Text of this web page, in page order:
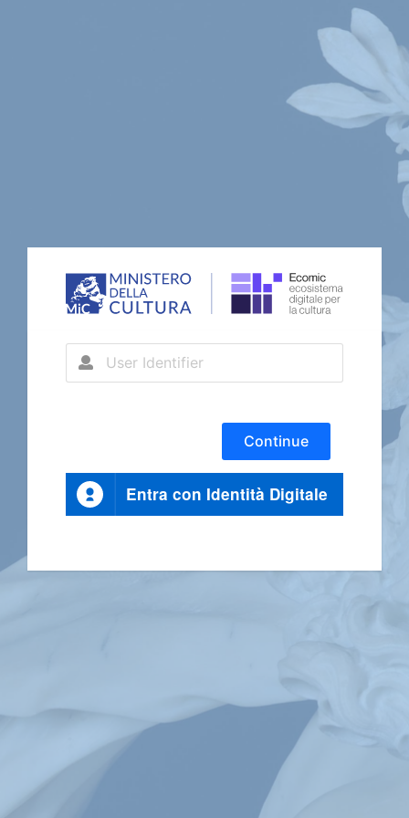
Continue
Entra con Identità Digitale